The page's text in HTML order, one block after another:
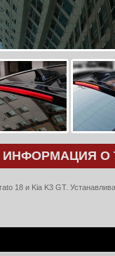
ИНФОРМАЦИЯ О
18 и Kia K3 GT.